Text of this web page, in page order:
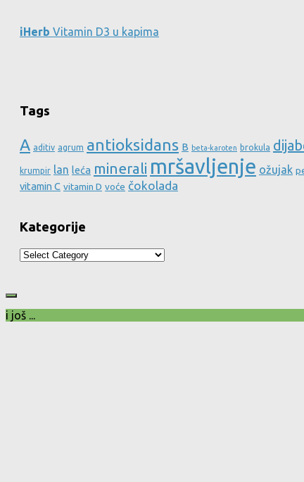
iHerb Vitamin D3 u kapima
Tags
A aditiv agrum antioksidans B beta-karoten brokula
krumpir lan leća minerali mršavljenje ožujak
vitamin C vitamin D voće čokolada
Kategorije
Kategorije
i još ...